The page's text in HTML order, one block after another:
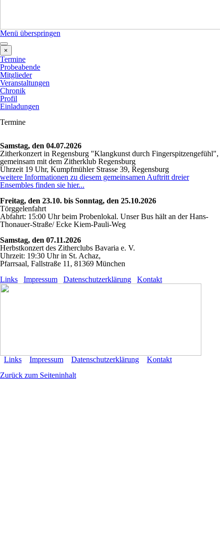
Menü überspringen
×
Termine
Probeabende
Mitglieder
Veranstaltungen
Chronik
Profil
Einladungen
Termine
Samstag, den 04.07.2026
Zitherkonzert in Regensburg "Klangkunst durch Fingerspitzengefühl",
gemeinsam mit dem Zitherklub Regensburg
Uhrzeit 19 Uhr, Kumpfmühler Strasse 39, Regensburg
weitere Informationen zu diesem gemeinsamen Auftritt dreier
Ensembles finden sie hier...
Freitag, den 23.10. bis Sonntag, den 25.10.2026
Törggelenfahrt
Abfahrt: 15:00 Uhr beim Probenlokal. Unser Bus hält an der Hans-
Thonauer-Straße/ Ecke Kiem-Pauli-Weg
Samstag, den 07.11.2026
Herbstkonzert des Zitherclubs Bavaria e. V.
Uhrzeit: 19:30 Uhr in St. Achaz,
Pfarrsaal, Fallstraße 11, 81369 München
Links
Impressum Datenschutzerklärung Kontakt
Links Impressum Datenschutzerklärung
Kontakt
Zurück zum Seiteninhalt